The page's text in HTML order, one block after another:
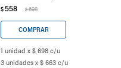
$558 $698
1 unidad x $ 698 c/u
3 unidades x $ 663 c/u